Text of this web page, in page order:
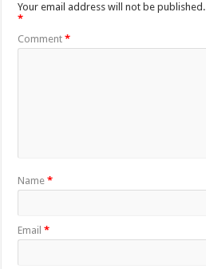
Your email address will not be published.
*
Comment*
Name*
Email*